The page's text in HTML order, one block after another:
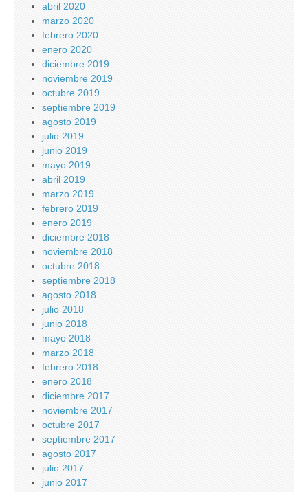
abril 2020
marzo 2020
febrero 2020
enero 2020
diciembre 2019
noviembre 2019
octubre 2019
septiembre 2019
agosto 2019
julio 2019
junio 2019
mayo 2019
abril 2019
marzo 2019
febrero 2019
enero 2019
diciembre 2018
noviembre 2018
octubre 2018
septiembre 2018
agosto 2018
julio 2018
junio 2018
mayo 2018
marzo 2018
febrero 2018
enero 2018
diciembre 2017
noviembre 2017
octubre 2017
septiembre 2017
agosto 2017
julio 2017
junio 2017